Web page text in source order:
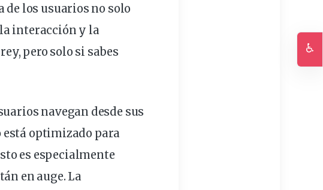
de los usuarios no solo
interacción y la
pero solo si sabes
navegan desde sus
está optimizado para
es especialmente
en auge. La
♿